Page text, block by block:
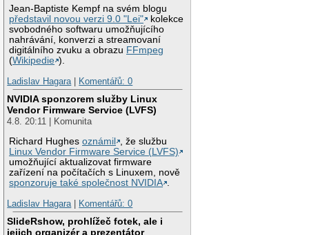
Jean-Baptiste Kempf na svém blogu
představil novou verzi 9.0 "Lei"
kolekce
svobodného softwaru umožňujícího
nahrávání, konverzi a streamovaní
digitálního zvuku a obrazu FFmpeg
(Wikipedie ).
Ladislav Hagara
Komentářů: 0
NVIDIA sponzorem služby Linux
Vendor Firmware Service (LVFS)
4.8. 20:11 | Komunita
Richard Hughesoznámil
, že službu
Linux Vendor Firmware Service (LVFS)
umožňující aktualizovat firmware
zařízení na počítačích s Linuxem, nově
sponzoruje také společnost NVIDIA .
Ladislav Hagara | Komentářů: 0
SlideRshow, prohlížeč fotek, ale i
jejich organizér a prezentátor